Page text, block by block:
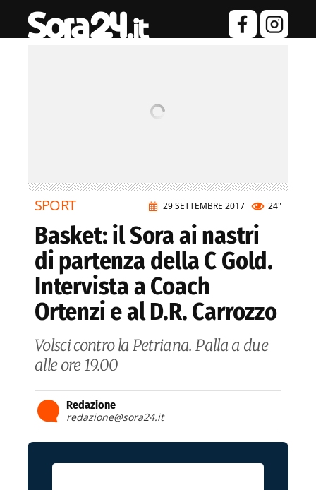
29 SETTEMBRE 2017 24"
SPORT
Basket: il Sora ai nastri
di partenza della C Gold.
Intervista a Coach
Ortenzi e al D.R. Carrozzo
Volsci contro la Petriana. Palla a due
alle ore 19.00
Redazione
redazione@sora24.it